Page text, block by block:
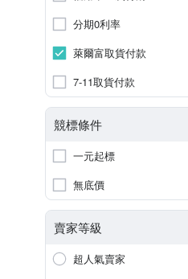
分期0利率
萊爾富取貨付款
7-11取貨付款
競標條件
一元起標
無底價
賣家等級
超人氣賣家